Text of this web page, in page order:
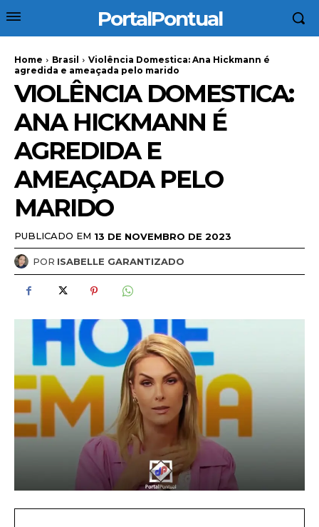
PortalPontual
Home Brasil
Violência Domestica: Ana Hickmann é
agredida e ameaçada pelo marido
VIOLÊNCIA DOMESTICA:
ANA HICKMANN É
AGREDIDA E
AMEAÇADA PELO
MARIDO
PUBLICADO EM 13 DE NOVEMBRO DE 2023
POR ISABELLE GARANTIZADO